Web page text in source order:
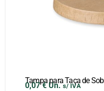
Tampa para Taça de
0,07€ Un. s/ IVA